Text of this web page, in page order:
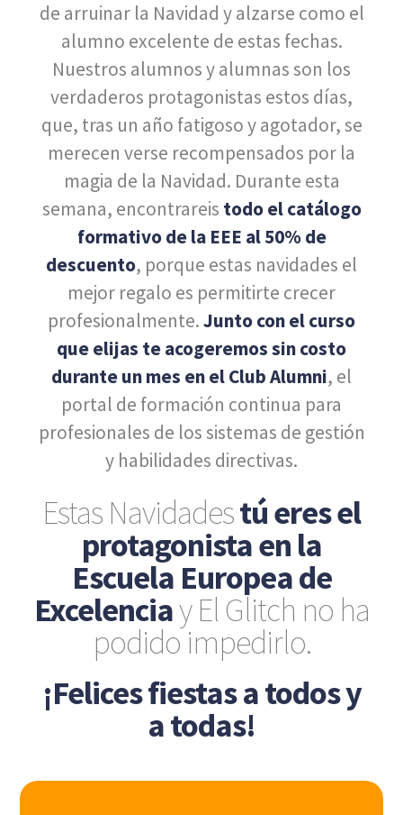
de arruinar la Navidad y alzarse como el
alumno excelente de estas fechas.
Nuestros alumnos y alumnas son los
verdaderos protagonistas estos días,
que, tras un año fatigoso y agotador, se
merecen verse recompensados por la
magia de la Navidad. Durante esta
semana, encontrareis todo el catálogo
formativo de la EEE al 50% de
descuento, porque estas navidades el
mejor regalo es permitirte crecer
profesionalmente.Junto con el curso
que elijas te acogeremos sin costo
durante un mes en el Club Alumni, el
portal de formación continua para
profesionales de los sistemas de gestión
y habilidades directivas.
Estas Navidadestú eres el
protagonista en la
Escuela Europea de
Excelenciay El Glitch no ha
podido impedirlo.
¡Felices fiestas a todos y
a todas!